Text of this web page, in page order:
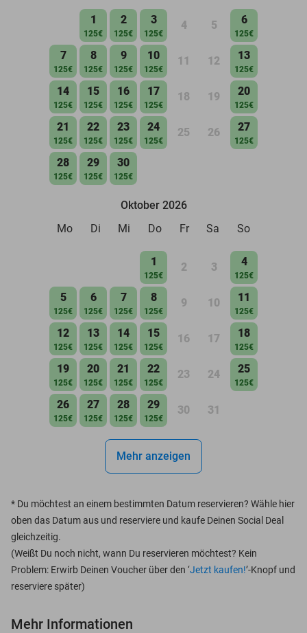
1
125€
2
125€
3
125€
4 5 6
125€
7
125€
8
125€
9
125€
10
125€
11 12 13
125€
14
125€
15
125€
16
125€
17
125€
18 19 20
125€
21
125€
22
125€
23
125€
24
125€
25 26 27
125€
28
125€
29
125€
30
125€
Oktober 2026
Mo
Di Mi Do Fr Sa So
1
125€
2 3 4
125€
5
125€
6
125€
7
125€
8
125€
9 10 11
125€
12
125€
13
125€
14
125€
15
125€
16 17 18
125€
19
125€
20
125€
21
125€
22
125€
23 24 25
125€
26
125€
27
125€
28
125€
29
125€
30 31
Mehr anzeigen
* Du möchtest an einem bestimmten Datum reservieren? Wähle hier
oben das Datum aus und reserviere und kaufe Deinen Social Deal
gleichzeitig.
(Weißt Du noch nicht, wann Du reservieren möchtest? Kein
Problem: Erwirb Deinen Voucher über den ‘Jetzt kaufen!’-Knopf und
reserviere später)
Mehr Informationen